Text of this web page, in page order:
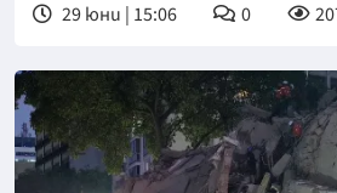
29 юни | 15:06 0